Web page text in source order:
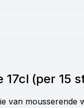
17cl (per 15
van mousserende